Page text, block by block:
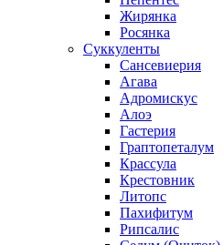
Жирянка
Росянка
Суккуленты
Сансевиерия
Агава
Адромискус
Алоэ
Гастерия
Граптопеталум
Крассула
Крестовник
Литопс
Пахифитум
Рипсалис